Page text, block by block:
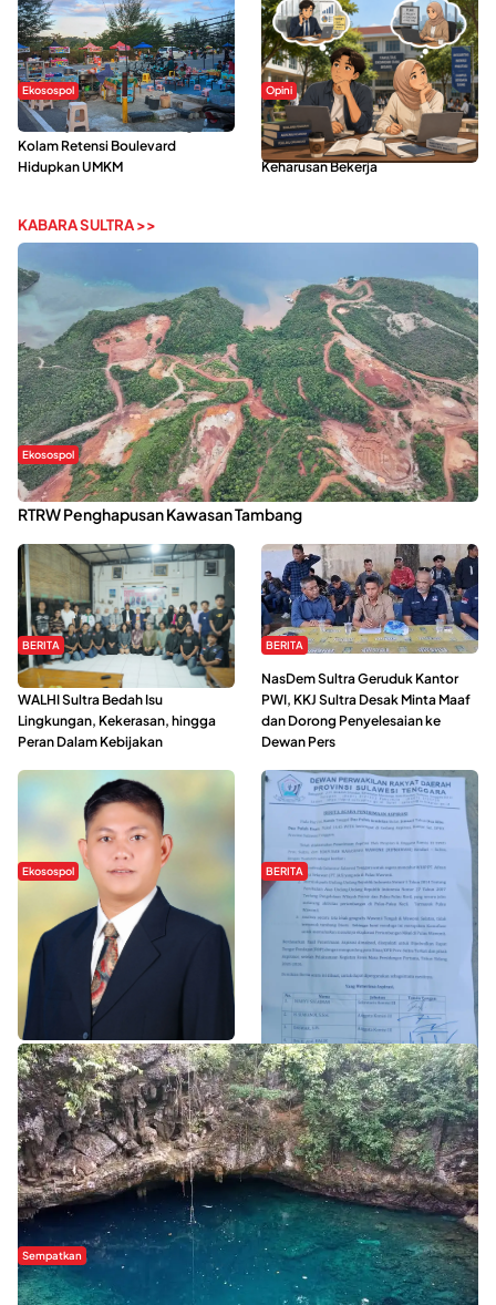
Ekosospol
Ramainya Aktivitas Olahraga di
Kolam Retensi Boulevard
Hidupkan UMKM
Opini
Kerasnya Kehidupan Mahasiswa di
Tengah Gempuran Tugas dan
Keharusan Bekerja
KABARA SULTRA >>
Ekosospol
Kabaena Menanti Kepastian Pemulihan Lingkungan Usai Revisi
RTRW Penghapusan Kawasan Tambang
BERITA
Refleksi Gerakan Perempuan,
WALHI Sultra Bedah Isu
Lingkungan, Kekerasan, hingga
Peran Dalam Kebijakan
BERITA
NasDem Sultra Geruduk Kantor
PWI, KKJ Sultra Desak Minta Maaf
dan Dorong Penyelesaian ke
Dewan Pers
Ekosospol
Slogan Pemberdayaan Lokal
Dinilai Hanya Pemanis, Tokoh
Pemuda Wilalang Kritik Dominasi
Orang Luar
BERITA
Hipmawani Bersama DPRD Sultra
Sepakati RDP Perihal IUP
Pertambangan di Pulau Wawonii
WISATA SULTRA >>
Sempatkan
Danau Rebi-Rebi, Pesona Alam Tersembunyi di Morowali